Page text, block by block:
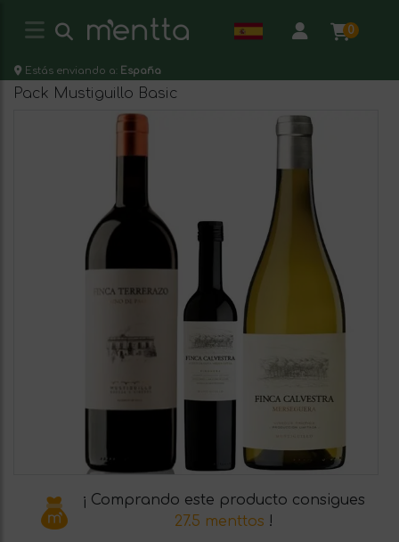
0
Estás enviando a: España
Pack Mustiguillo Basic
¡ Comprando este producto consigues
27.5 menttos !